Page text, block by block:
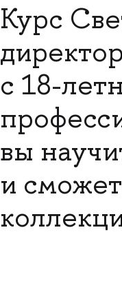
Курс
с 18-
вы
и